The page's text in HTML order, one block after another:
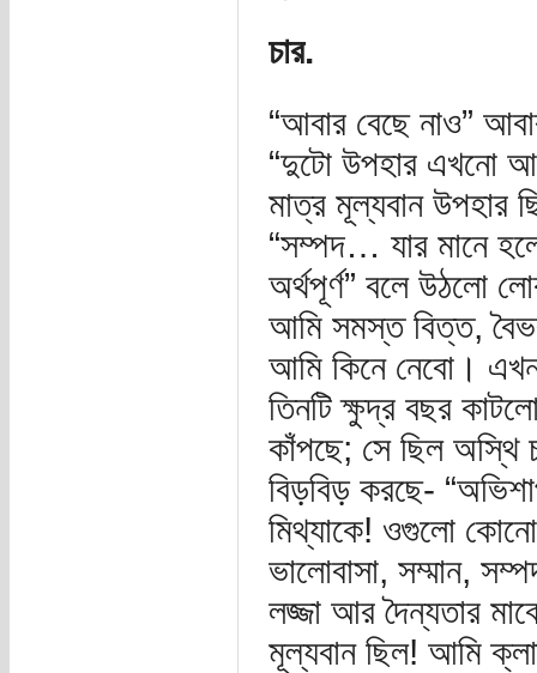
চার.
“আবার বেছে নাও”
“দুটো উপহার এখনো
মাত্র মূল্যবান উপহার
“সম্পদ… যার মানে
অর্থপূর্ণ” বলে উঠলো
আমি সমস্ত বিত্ত,
আমি কিনে নেবো।
তিনটি ক্ষুদ্র বছর
কাঁপছে; সে ছিল অস্থি
বিড়বিড় করছে-
মিথ্যাকে! ওগুলো
ভালোবাসা, সম্মান,
লজ্জা আর দৈন্যতার
মূল্যবান ছিল! আমি